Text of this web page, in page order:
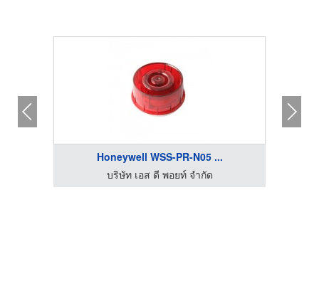
Honeywell WSS-PR-N05 ...
บริษัท เอส ดี พอยท์ จำกัด